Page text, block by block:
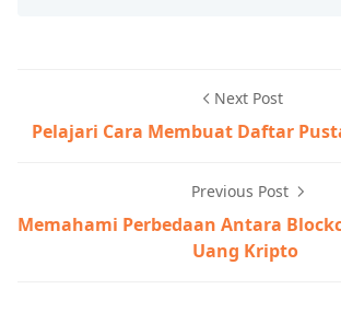
Next Post
Pelajari Cara Membuat Daftar
Previous Post
Memahami Perbedaan Antara
Uang Kripto